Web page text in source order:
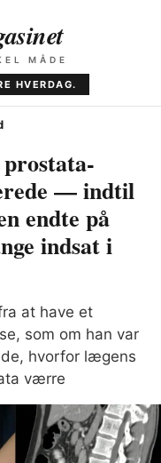
MÅDE
HVERDAG.
— indtil
endte på
indsat i
at have et
som om han var
hvorfor lægens
værre